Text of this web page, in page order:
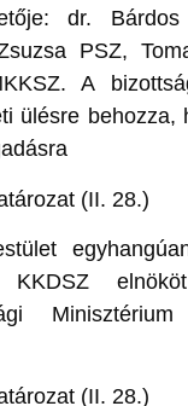
dr.
PSZ,
A
ülésre behozza,
(II. 28.)
KKDSZ
Minisztérium
(II. 28.)